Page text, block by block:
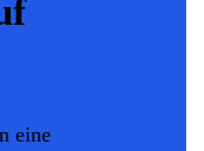
eine